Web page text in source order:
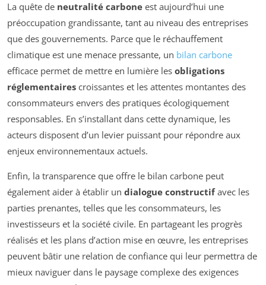
La quête de neutralité carbone est aujourd’hui une
préoccupation grandissante, tant au niveau des entreprises
que des gouvernements. Parce que le réchauffement
climatique est une menace pressante, un bilan carbone
efficace permet de mettre en lumière les obligations
réglementaires croissantes et les attentes montantes des
consommateurs envers des pratiques écologiquement
responsables. En s’installant dans cette dynamique, les
acteurs disposent d’un levier puissant pour répondre aux
enjeux environnementaux actuels.
Enfin, la transparence que offre le bilan carbone peut
également aider à établir un dialogue constructifavec les
parties prenantes, telles que les consommateurs, les
investisseurs et la société civile. En partageant les progrès
réalisés et les plans d’action mise en œuvre, les entreprises
peuvent bâtir une relation de confiance qui leur permettra de
mieux naviguer dans le paysage complexe des exigences